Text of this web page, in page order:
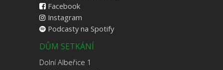
Facebook
Instagram
Podcasty na Spotify
DŮM SETKÁNÍ
Dolní Albeřice 1